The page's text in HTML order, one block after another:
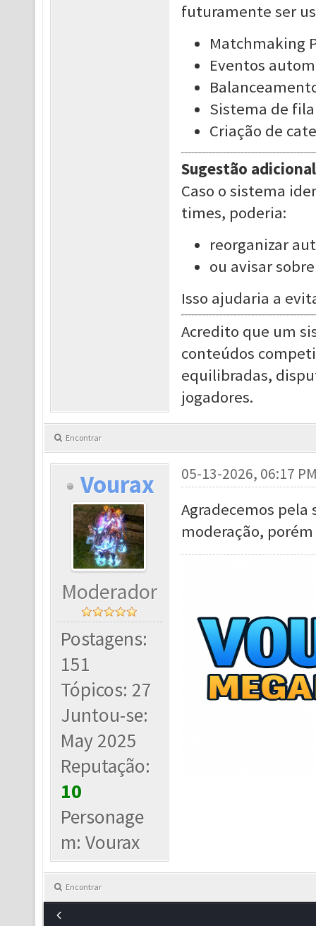
futuramente ser
Matchmaking
Eventos
Sistema de
Criação de
Sugestão adicional
Caso o sistema
times, poderia:
reorganizar
ou avisar
Isso ajudaria a
Acredito que um
conteúdos
equilibradas,
jogadores.
Encontrar
Vourax
Moderador
Postagens:
151
Tópicos: 27
Juntou-se:
May 2025
Reputação:
10
Personage
m: Vourax
05-13-2026, 06:17
Agradecemos
moderação,
Encontrar